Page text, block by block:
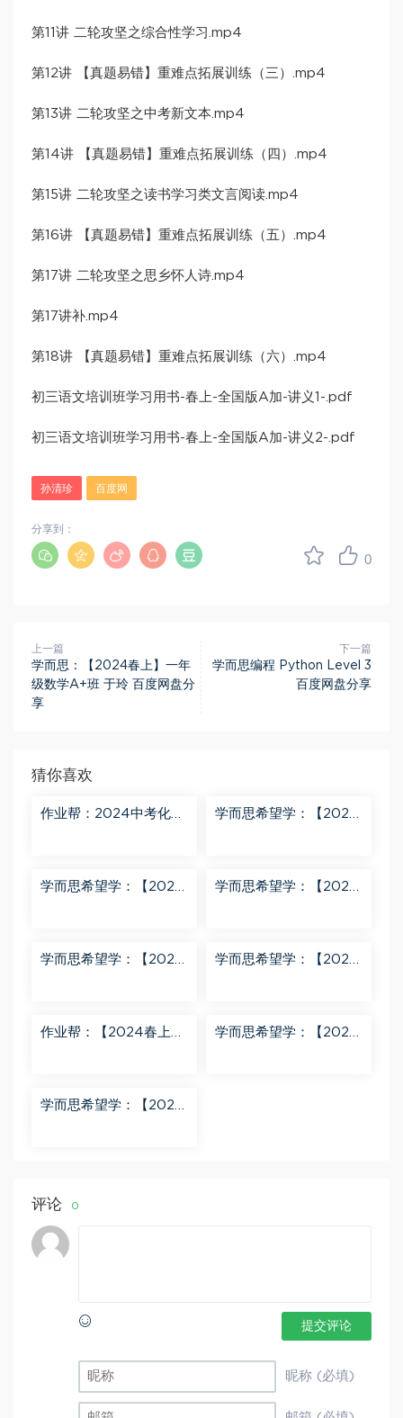
第11讲 二轮攻坚之综合性学习.mp4
第12讲 【真题易错】重难点拓展训练（三）.mp4
第13讲 二轮攻坚之中考新文本.mp4
第14讲 【真题易错】重难点拓展训练（四）.mp4
第15讲 二轮攻坚之读书学习类文言阅读.mp4
第16讲 【真题易错】重难点拓展训练（五）.mp4
第17讲 二轮攻坚之思乡怀人诗.mp4
第17讲补.mp4
第18讲 【真题易错】重难点拓展训练（六）.mp4
初三语文培训班学习用书-春上-全国版A加-讲义1-.pdf
初三语文培训班学习用书-春上-全国版A加-讲义2-.pdf
孙清珍 百度网
0
分享到：
上一篇
学而思：【2024春上】一年
级数学A+班 于玲 百度网盘分
享
下一篇
学而思编程 Python Level 3
百度网盘分享
猜你喜欢
作业帮：2024中考化学
学而思希望学：【2024
学而思希望学：【2024
学而思希望学：【2024
学而思希望学：【2024
学而思希望学：【2023
作业帮：【2024春上】
学而思希望学：【2024
学而思希望学：【2023
评论 0
提交评论
昵称 (必填)